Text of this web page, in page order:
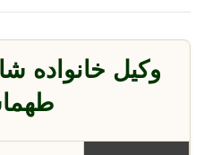
وکیل خانواده